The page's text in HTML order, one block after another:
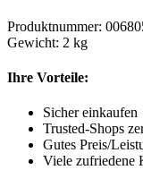
Produktnummer:
Gewicht: 2 kg
Ihre Vorteile:
Sicher einkaufen
Trusted-Shops
Gutes Preis/
Viele zufriedene